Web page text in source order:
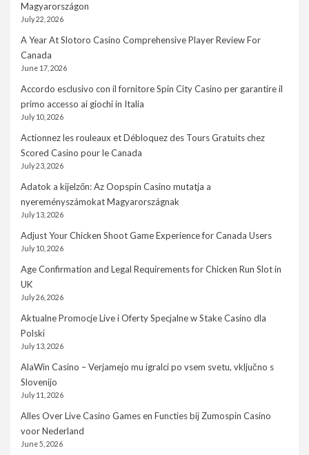
Magyarországon
July 22, 2026
A Year At Slotoro Casino Comprehensive Player Review For
Canada
June 17, 2026
Accordo esclusivo con il fornitore Spin City Casino per garantire il
primo accesso ai giochi in Italia
July 10, 2026
Actionnez les rouleaux et Débloquez des Tours Gratuits chez
Scored Casino pour le Canada
July 23, 2026
Adatok a kijelzőn: Az Oopspin Casino mutatja a
nyereményszámokat Magyarországnak
July 13, 2026
Adjust Your Chicken Shoot Game Experience for Canada Users
July 10, 2026
Age Confirmation and Legal Requirements for Chicken Run Slot in
UK
July 26, 2026
Aktualne Promocje Live i Oferty Specjalne w Stake Casino dla
Polski
July 13, 2026
AlaWin Casino – Verjamejo mu igralci po vsem svetu, vključno s
Slovenijo
July 11, 2026
Alles Over Live Casino Games en Functies bij Zumospin Casino
voor Nederland
June 5, 2026